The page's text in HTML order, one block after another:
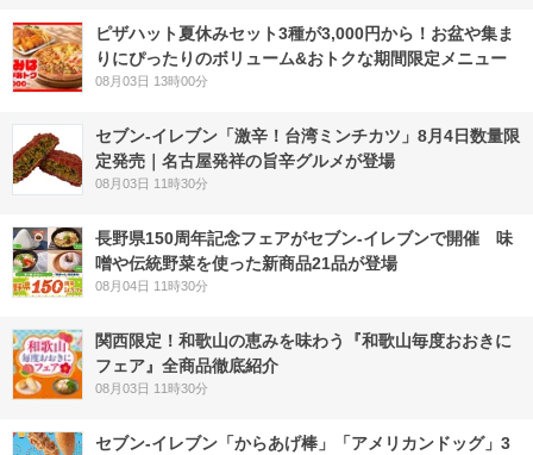
ピザハット夏休みセット3種が3,000円から！お盆や集ま
りにぴったりのボリューム&おトクな期間限定メニュー
08月03日 13時00分
セブン-イレブン「激辛！台湾ミンチカツ」8月4日数量限
定発売｜名古屋発祥の旨辛グルメが登場
08月03日 11時30分
長野県150周年記念フェアがセブン-イレブンで開催 味
噌や伝統野菜を使った新商品21品が登場
08月04日 11時30分
関西限定！和歌山の恵みを味わう『和歌山毎度おおきに
フェア』全商品徹底紹介
08月03日 11時30分
セブン‐イレブン「からあげ棒」「アメリカンドッグ」3